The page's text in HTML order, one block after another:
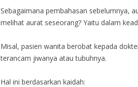
Sebagaimana pembahasan sebelumnya,
melihat aurat seseorang? Yaitu dalam
Misal, pasien wanita berobat kepada
terancam jiwanya atau tubuhnya.
Hal ini berdasarkan kaidah: